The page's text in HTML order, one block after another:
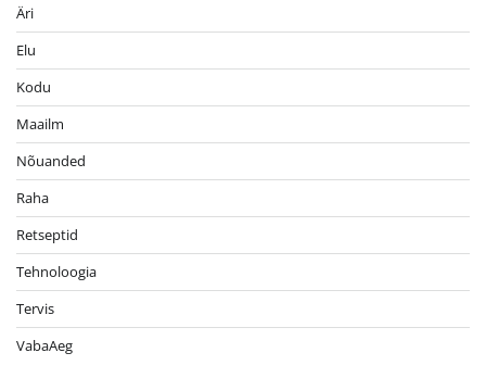
Äri
Elu
Kodu
Maailm
Nõuanded
Raha
Retseptid
Tehnoloogia
Tervis
VabaAeg